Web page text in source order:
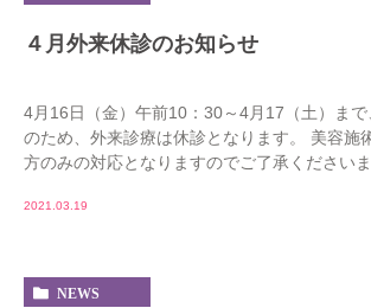
４月外来休診のお知らせ
4月16日（金）午前10：30～4月17（土）ま
のため、外来診療は休診となります。 美容施
方のみの対応となりますのでご了承くださいま
2021.03.19
NEWS